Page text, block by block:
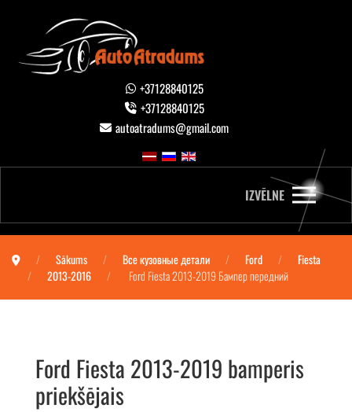
+37128840125
+37128840125
autoatradums@gmail.com
IZVĒLNE
Sākums Все кузовные детали Ford
Fiesta
2013-2016
Ford Fiesta 2013-2019 Бампер передний
Ford Fiesta 2013-2019 bamperis
priekšējais